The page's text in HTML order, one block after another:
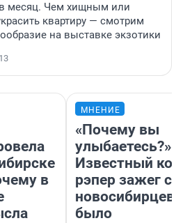
месяц. Чем хищным или
квартиру — смотрим
на выставке экзотики
13
в
МНЕНИЕ
«Почему вы
улыбаетесь?»
Известный
рэпер зажег с
новосибирцев:
было